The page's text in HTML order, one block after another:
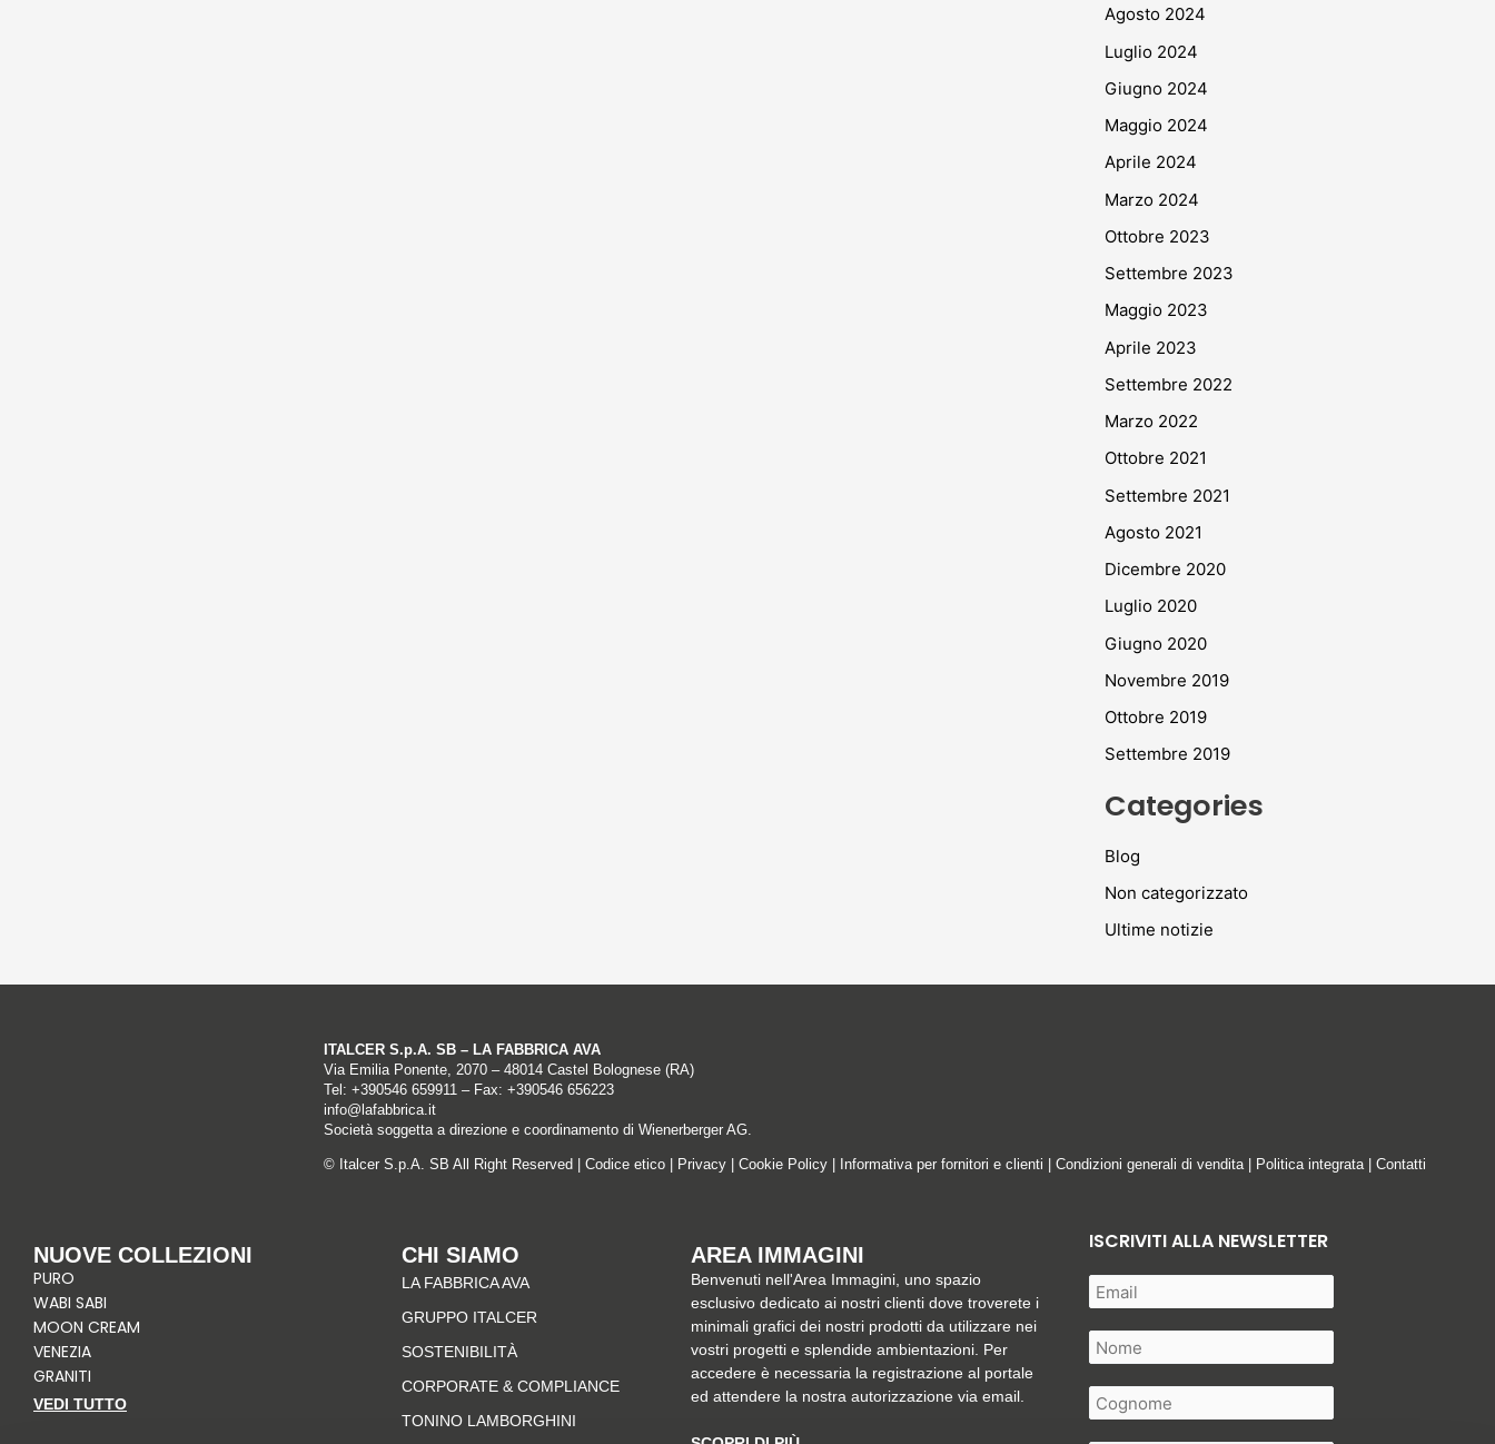
Agosto 2024
Luglio 2024
Giugno 2024
Maggio 2024
Aprile 2024
Marzo 2024
Ottobre 2023
Settembre 2023
Maggio 2023
Aprile 2023
Settembre 2022
Marzo 2022
Ottobre 2021
Settembre 2021
Agosto 2021
Dicembre 2020
Luglio 2020
Giugno 2020
Novembre 2019
Ottobre 2019
Settembre 2019
Categories
Blog
Non categorizzato
Ultime notizie
ITALCER S.p.A. SB – LA FABBRICA AVA
Via Emilia Ponente, 2070 – 48014 Castel Bolognese (RA)
Tel: +390546 659911– Fax: +390546 656223
info@lafabbrica.it
Società soggetta a direzione e coordinamento di Wienerberger AG.
© Italcer S.p.A. SB All Right Reserved | Codice etico| Privacy| Cookie Policy| Informativa per fornitori e clienti Condizioni generali di vendita| Politica integrata| Contatti
NUOVE COLLEZIONI
PURO
WABI SABI
MOON CREAM
VENEZIA
GRANITI
VEDI TUTTO
CHI SIAMO
LA FABBRICA AVA
GRUPPO ITALCER
SOSTENIBILITÀ
CORPORATE & COMPLIANCE
TONINO LAMBORGHINI
AREA IMMAGINI
Benvenuti nell'Area Immagini, uno spazio
esclusivo dedicato ai nostri clienti dove troverete i
minimali grafici dei nostri prodotti da utilizzare nei
vostri progetti e splendide ambientazioni. Per
accedere è necessaria la registrazione al portale
ed attendere la nostra autorizzazione via email.
ISCRIVITI ALLA NEWSLETTER